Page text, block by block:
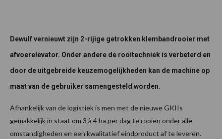
Dewulf vernieuwt zijn 2-rijige getrokken klembandrooier met
afvoerelevator. Onder andere de rooitechniek is verbeterd en
door de uitgebreide keuzemogelijkheden kan de machine op
maat van de gebruiker samengesteld worden.
Afhankelijk van de logistiek is men met de nieuwe GKIIs
gemakkelijk in staat om 3 à 4 ha per dag te rooien onder alle
omstandigheden en een kwalitatief eindproduct af te leveren.